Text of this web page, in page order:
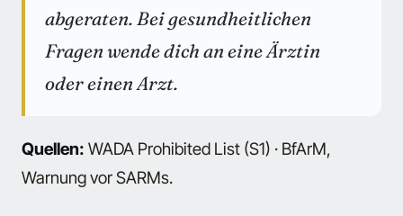
abgeraten. Bei gesundheitlichen
Fragen wende dich an eine Ärztin
oder einen Arzt.
Quellen: WADA Prohibited List (S1) · BfArM,
Warnung vor SARMs.